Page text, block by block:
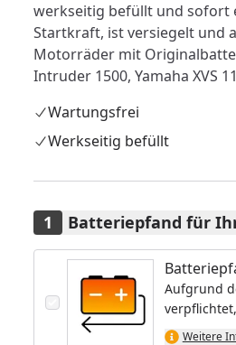
Bild anzeigen
zur Wunschliste hinzufügen
werkseitig befüllt und sofort
Startkraft, ist versiegelt und
Motorräder mit
Intruder 1500, Yamaha XVS
Wartungsfrei
Werkseitig befüllt
Batteriepfand für
Aufgrund
berechnen.
Weitere